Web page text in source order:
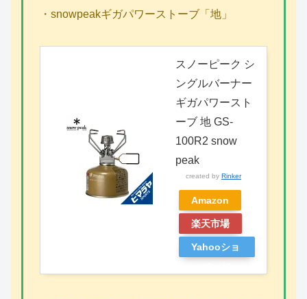
・snowpeakギガパワーストーブ「地」
スノーピーク シ
ングルバーナー
ギガパワースト
ーブ 地 GS-
100R2 snow
peak
created by Rinker
Amazon
楽天市場
Yahooショ